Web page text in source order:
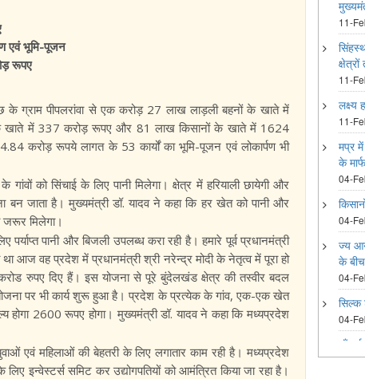
एवं भूमि-पूजन
रूपए
के ग्राम पीपलरांवा से एक करोड़ 27 लाख लाड़ली बहनों के खाते में
के खाते में 337 करोड़ रूपए और 81 लाख किसानों के खाते में 1624
करोड़ रूपये लागत के 53 कार्यों का भूमि-पूजन एवं लोकार्पण भी
को सिंचाई के लिए पानी मिलेगा। क्षेत्र में हरियाली छायेगी और
बन जाता है। मुख्यमंत्री डॉ. यादव ने कहा कि हर खेत को पानी और
जरूर मिलेगा।
पानी और बिजली उपलब्ध करा रही है। हमारे पूर्व प्रधानमंत्री
आज वह प्रदेश में प्रधानमंत्री श्री नरेन्द्र मोदी के नेतृत्व में पूरा हो
रुपए दिए हैं। इस योजना से पूरे बुंदेलखंड क्षेत्र की तस्वीर बदल
पर भी कार्य शुरू हुआ है। प्रदेश के प्रत्येक के गांव, एक-एक खेत
होगा 2600 रूपए होगा। मुख्यमंत्री डॉ. यादव ने कहा कि मध्यप्रदेश
एवं महिलाओं की बेहतरी के लिए लगातार काम रही है। मध्यप्रदेश
इन्वेस्टर्स समिट कर उद्योगपतियों को आमंत्रित किया जा रहा है।